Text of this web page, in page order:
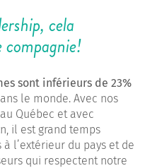
cela
compagnie!
sont inférieurs de 23%
le monde. Avec nos
Québec et avec
il est grand temps
l’extérieur du pays et de
qui respectent notre